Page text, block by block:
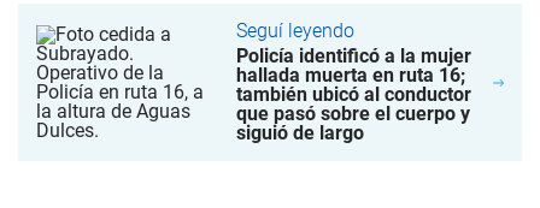
Seguí leyendo
Policía identificó a la mujer
hallada muerta en ruta 16;
también ubicó al conductor
que pasó sobre el cuerpo y
siguió de largo